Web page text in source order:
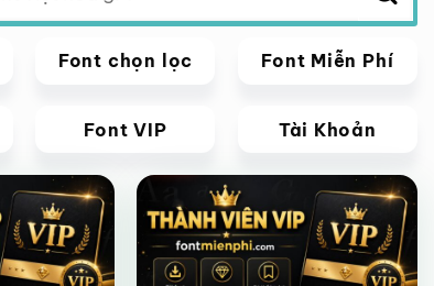
Font chọn lọc Font Miễn Phí
Font VIP Tài Khoản
Giảm giá!